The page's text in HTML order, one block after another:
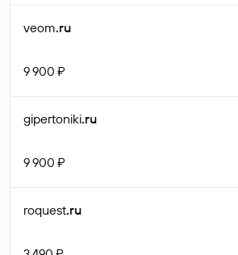
veom.ru
9 900 ₽
gipertoniki.ru
9 900 ₽
roquest.ru